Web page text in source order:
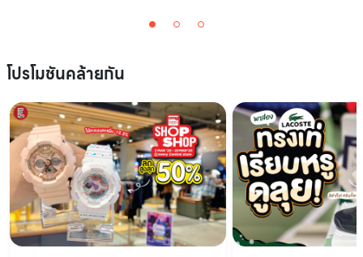
โปรโมชันคล้ายกัน